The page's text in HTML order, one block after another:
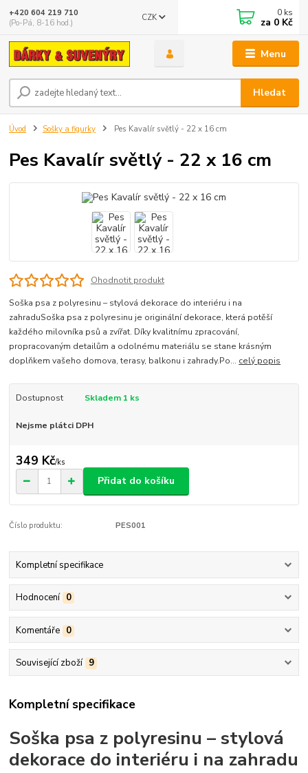
Menu
CZK
Hledat
+420 604 219 710
(Po-Pá, 8-16 hod.)
0 ks
za 0 Kč
Úvod Sošky a figurky Pes Kavalír světlý - 22 x 16 cm
Pes Kavalír světlý - 22 x 16 cm
Ohodnotit produkt
Soška psa z polyresinu – stylová dekorace do interiéru i na
zahraduSoška psa z polyresinu je originální dekorace, která potěší
každého milovníka psů a zvířat. Díky kvalitnímu zpracování,
propracovaným detailům a odolnému materiálu se stane krásným
doplňkem vašeho domova, terasy, balkonu i zahrady.Po... celý popis
Dostupnost Skladem 1 ks
Nejsme plátci DPH
349 Kč/ks
Přidat do košíku
Číslo produktu: PES001
Kompletní specifikace
Hodnocení 0
Komentáře 0
Související zboží 9
Kompletní specifikace
Soška psa z polyresinu – stylová
dekorace do interiéru i na zahradu